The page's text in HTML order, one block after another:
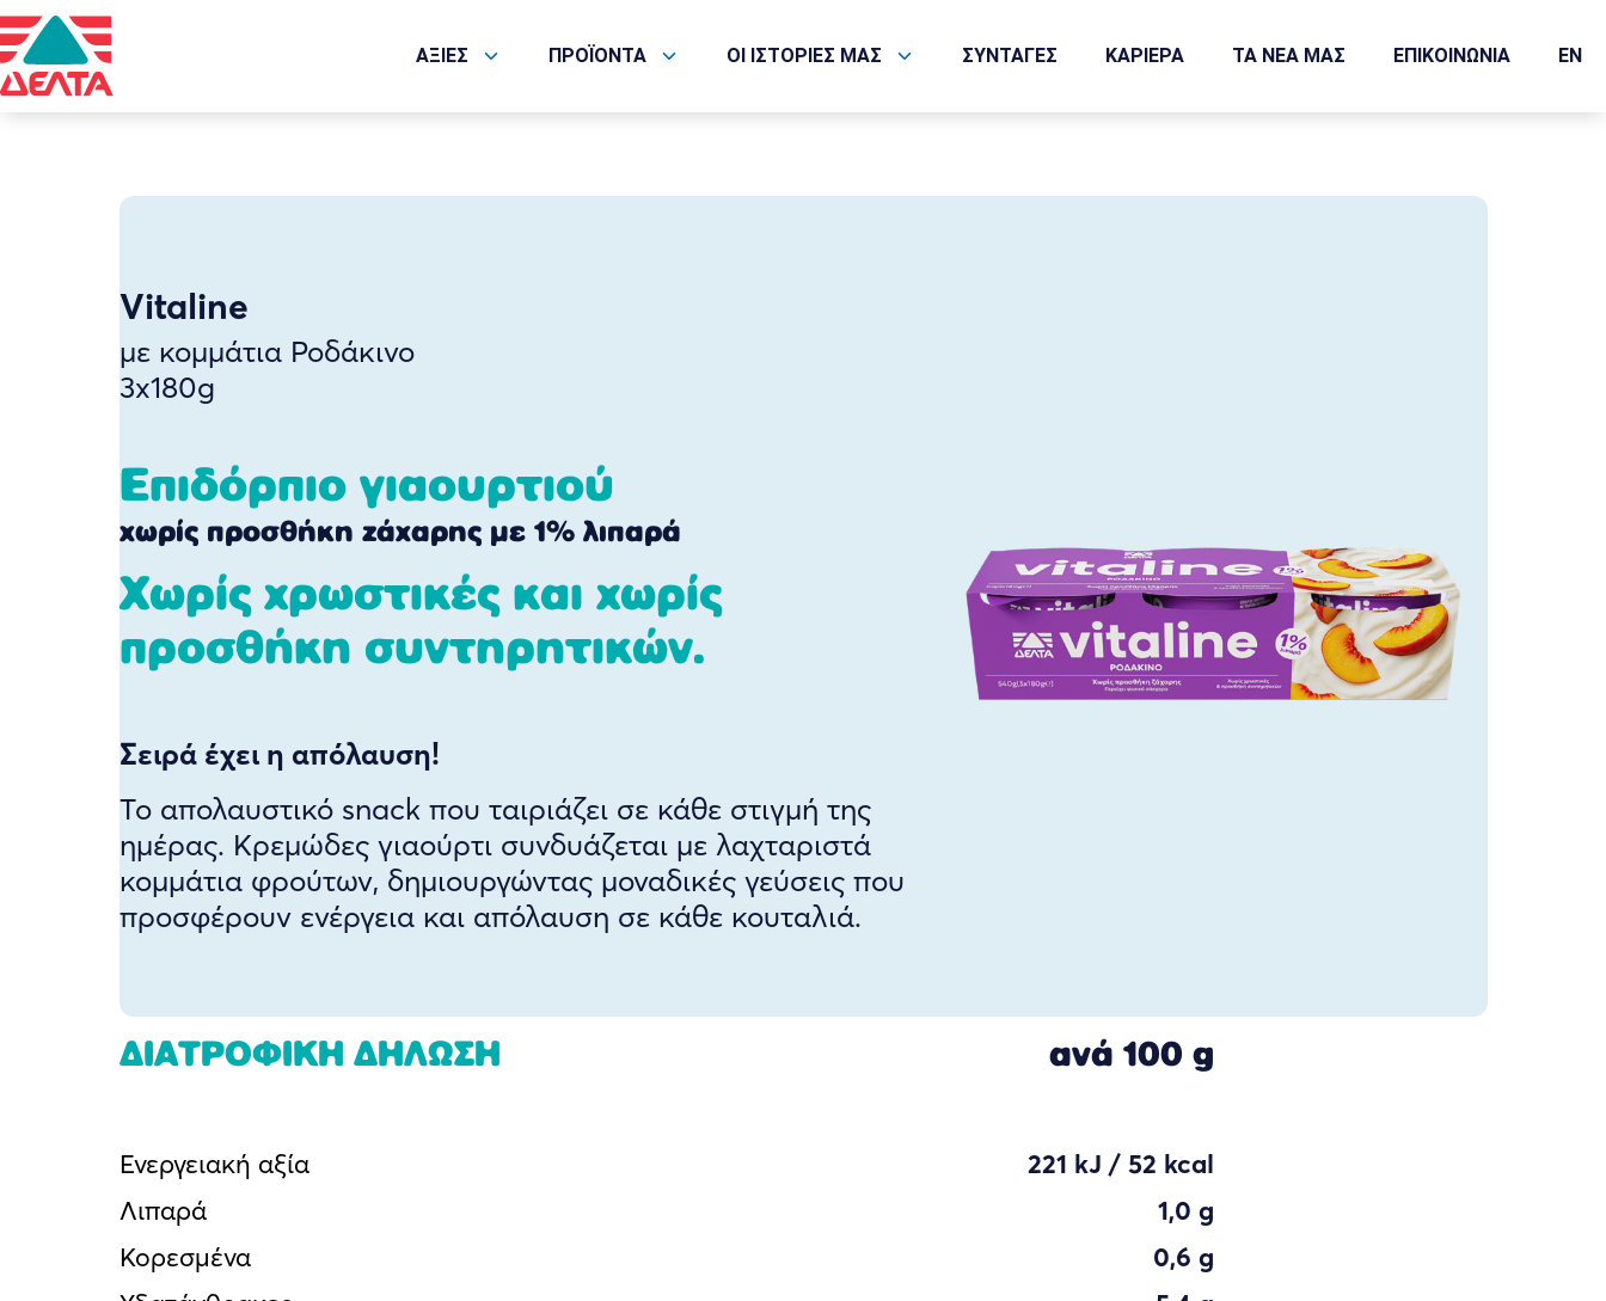
ΑΞΙΕΣ ΠΡΟΪΟΝΤΑ ΟΙ ΙΣΤΟΡΙΕΣ ΜΑΣ ΣΥΝΤΑΓΕΣ ΚΑΡΙΕΡΑ ΤΑ ΝΕΑ ΜΑΣ ΕΠΙΚΟΙΝΩΝΙΑ EN
Vitaline
με κομμάτια Ροδάκινο
3x180g
Επιδόρπιο γιαουρτιού
χωρίς προσθήκη ζάχαρης με 1% λιπαρά
Χωρίς χρωστικές και χωρίς
προσθήκη συντηρητικών.
Σειρά έχει η απόλαυση!
Το απολαυστικό snack που ταιριάζει σε κάθε στιγμή της
ημέρας. Κρεμώδες γιαούρτι συνδυάζεται με λαχταριστά
κομμάτια φρούτων, δημιουργώντας μοναδικές γεύσεις που
προσφέρουν ενέργεια και απόλαυση σε κάθε κουταλιά.
ΔΙΑΤΡΟΦΙΚΗ ΔΗΛΩΣΗ ανά 100 g
Ενεργειακή αξία
221 kJ / 52 kcal
Λιπαρά
1,0 g
Κορεσµένα
0,6 g